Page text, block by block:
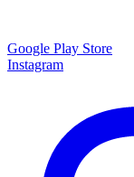
Google Play Store
Instagram